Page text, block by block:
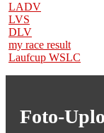
LADV
LVS
DLV
my race result
Laufcup WSLC
Foto-